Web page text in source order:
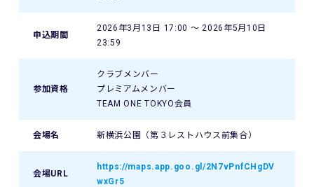
申込期間
2026年3月13日 17:00 〜 2026年5月10日
23:59
参加資格
クラブメンバー
プレミアムメンバー
TEAM ONE TOKYO会員
会場名 新横浜公園（第３レストハウス前集合）
会場URL
https://maps.app.goo.gl/2N7vPnfCHgDV
wxGr5